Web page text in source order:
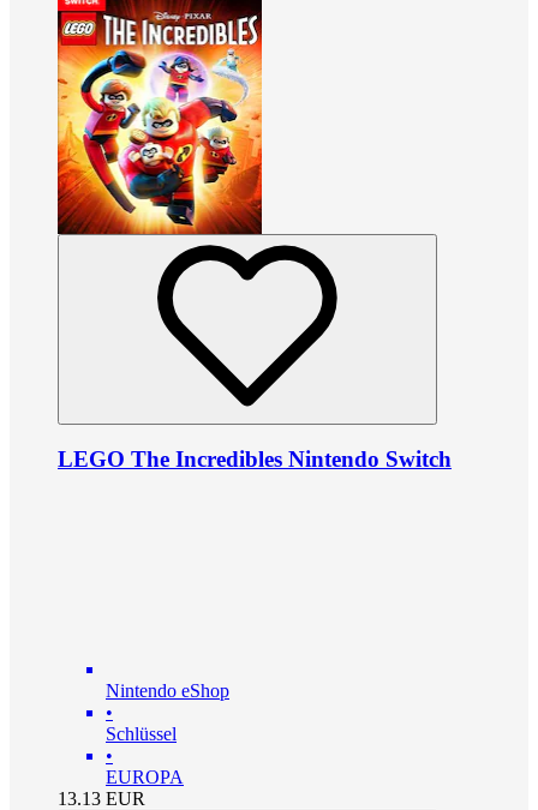
LEGO The Incredibles Nintendo Switch
Nintendo eShop
•
Schlüssel
•
EUROPA
13.13 EUR